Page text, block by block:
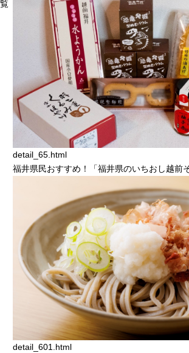
覧
detail_65.html
福井県民おすすめ！「福井県のいちおし越前
detail_601.html